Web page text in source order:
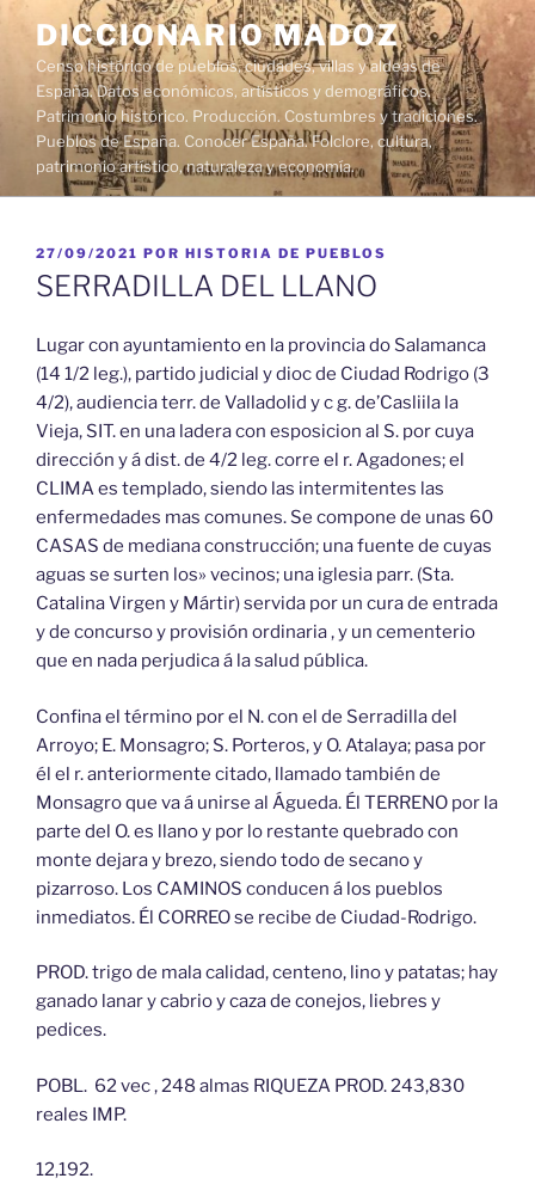
contenido
DICCIONARIO MADOZ
Censo histórico de pueblos, ciudades, villas y aldeas de
España. Datos económicos, artísticos y demográficos.
Patrimonio histórico. Producción. Costumbres y tradiciones.
Pueblos de España. Conocer España. Folclore, cultura,
patrimonio artístico, naturaleza y economía.
PUBLICADO
EL
27/09/2021 POR HISTORIA DE PUEBLOS
SERRADILLA DEL LLANO
Lugar con ayuntamiento en la provincia do Salamanca
(14 1/2 leg.), partido judicial y dioc de Ciudad Rodrigo (3
4/2), audiencia terr. de Valladolid y c g. de’Casliila la
Vieja, SIT. en una ladera con esposicion al S. por cuya
dirección y á dist. de 4/2 leg. corre el r. Agadones; el
CLIMA es templado, siendo las intermitentes las
enfermedades mas comunes. Se compone de unas 60
CASAS de mediana construcción; una fuente de cuyas
aguas se surten los» vecinos; una iglesia parr. (Sta.
Catalina Virgen y Mártir) servida por un cura de entrada
y de concurso y provisión ordinaria , y un cementerio
que en nada perjudica á la salud pública.
Confina el término por el N. con el de Serradilla del
Arroyo; E. Monsagro; S. Porteros, y O. Atalaya; pasa por
él el r. anteriormente citado, llamado también de
Monsagro que va á unirse al Águeda. Él TERRENO por la
parte del O. es llano y por lo restante quebrado con
monte dejara y brezo, siendo todo de secano y
pizarroso. Los CAMINOS conducen á los pueblos
inmediatos. Él CORREO se recibe de Ciudad-Rodrigo.
PROD. trigo de mala calidad, centeno, lino y patatas; hay
ganado lanar y cabrio y caza de conejos, liebres y
pedices.
POBL. 62 vec , 248 almas RIQUEZA PROD. 243,830
reales IMP.
12,192.